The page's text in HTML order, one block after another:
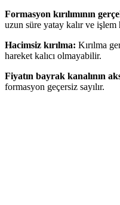
Formasyon kırılımının
uzun süre yatay kalır ve işlem
Hacimsiz kırılma: Kırılma
hareket kalıcı olmayabilir.
Fiyatın bayrak kanalının
formasyon geçersiz sayılır.